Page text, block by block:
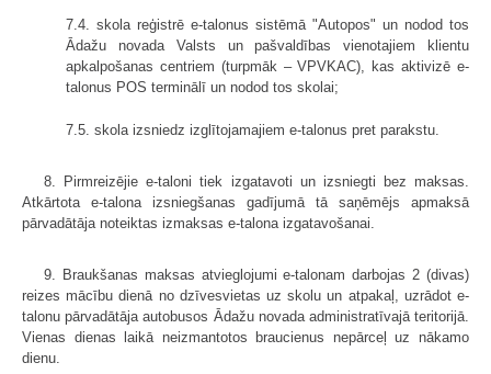
7.4. skola reģistrē e-talonus sistēmā "Autopos" un nodod tos
Ādažu novada Valsts un pašvaldības vienotajiem klientu
apkalpošanas centriem (turpmāk – VPVKAC), kas aktivizē e-
talonus POS terminālī un nodod tos skolai;
7.5. skola izsniedz izglītojamajiem e-talonus pret parakstu.
8. Pirmreizējie e-taloni tiek izgatavoti un izsniegti bez maksas.
Atkārtota e-talona izsniegšanas gadījumā tā saņēmējs apmaksā
pārvadātāja noteiktas izmaksas e-talona izgatavošanai.
9. Braukšanas maksas atvieglojumi e-talonam darbojas 2 (divas)
reizes mācību dienā no dzīvesvietas uz skolu un atpakaļ, uzrādot e-
talonu pārvadātāja autobusos Ādažu novada administratīvajā teritorijā.
Vienas dienas laikā neizmantotos braucienus nepārceļ uz nākamo
dienu.